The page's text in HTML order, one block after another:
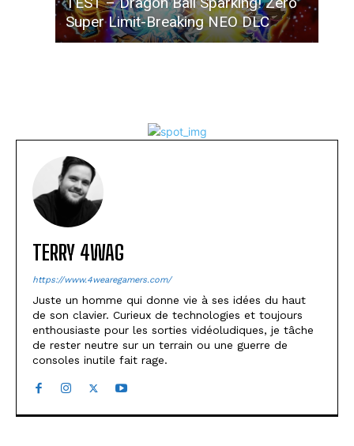
Super Limit-Breaking NEO DLC
TERRY 4WAG
https://www.4wearegamers.com/
Juste un homme qui donne vie à ses idées du haut
de son clavier. Curieux de technologies et toujours
enthousiaste pour les sorties vidéoludiques, je tâche
de rester neutre sur un terrain ou une guerre de
consoles inutile fait rage.